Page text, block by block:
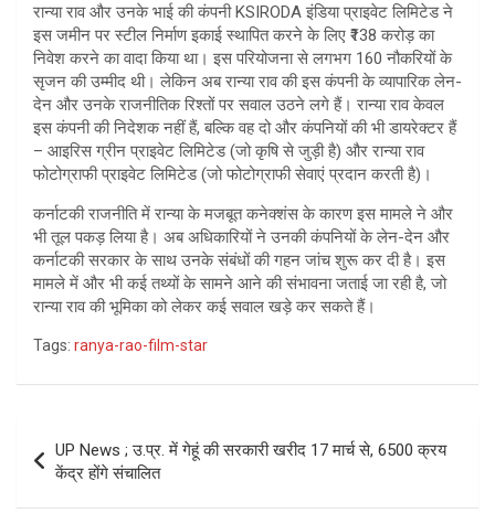
रान्या राव और उनके भाई की कंपनी KSIRODA इंडिया प्राइवेट लिमिटेड ने
इस जमीन पर स्टील निर्माण इकाई स्थापित करने के लिए ₹138 करोड़ का
निवेश करने का वादा किया था। इस परियोजना से लगभग 160 नौकरियों के
सृजन की उम्मीद थी। लेकिन अब रान्या राव की इस कंपनी के व्यापारिक लेन-
देन और उनके राजनीतिक रिश्तों पर सवाल उठने लगे हैं। रान्या राव केवल
इस कंपनी की निदेशक नहीं हैं, बल्कि वह दो और कंपनियों की भी डायरेक्टर हैं
– आइरिस ग्रीन प्राइवेट लिमिटेड (जो कृषि से जुड़ी है) और रान्या राव
फोटोग्राफी प्राइवेट लिमिटेड (जो फोटोग्राफी सेवाएं प्रदान करती है)।
कर्नाटकी राजनीति में रान्या के मजबूत कनेक्शंस के कारण इस मामले ने और
भी तूल पकड़ लिया है। अब अधिकारियों ने उनकी कंपनियों के लेन-देन और
कर्नाटकी सरकार के साथ उनके संबंधों की गहन जांच शुरू कर दी है। इस
मामले में और भी कई तथ्यों के सामने आने की संभावना जताई जा रही है, जो
रान्या राव की भूमिका को लेकर कई सवाल खड़े कर सकते हैं।
Tags: ranya-rao-film-star
navigation
UP News ; उ.प्र. में गेहूं की सरकारी खरीद 17 मार्च से, 6500 क्रय
केंद्र होंगे संचालित